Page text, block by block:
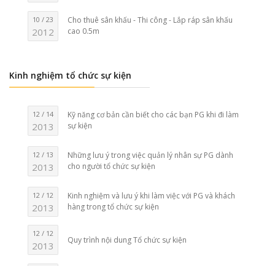
10 / 23
2012
Cho thuê sân khấu - Thi công - Lắp ráp sân khấu
cao 0.5m
Kinh nghiệm tổ chức sự kiện
12 / 14
2013
Kỹ năng cơ bản cần biết cho các bạn PG khi đi làm
sự kiện
12 / 13
2013
Những lưu ý trong việc quản lý nhân sự PG dành
cho người tổ chức sự kiện
12 / 12
2013
Kinh nghiệm và lưu ý khi làm việc với PG và khách
hàng trong tổ chức sự kiện
12 / 12
2013 Quy trình nội dung Tổ chức sự kiện